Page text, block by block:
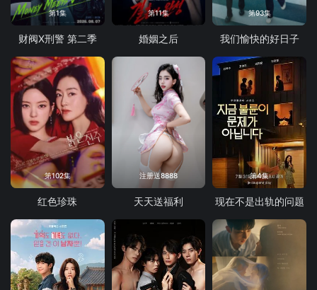
第1集
财阀X刑警 第二季
第11集
婚姻之后
第93集
我们愉快的好日子
第102集
红色珍珠
注册送8888
天天送福利
第4集
现在不是出轨的问题